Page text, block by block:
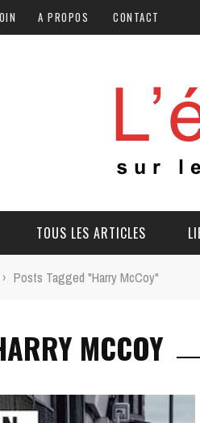
A PROPOS CONTACT
TOUS LES ARTICLES
› Posts Tagged "Harry McCoy"
MCCOY